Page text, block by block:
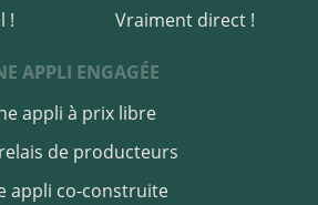
!
Vraiment direct !
APPLI ENGAGÉE
appli à prix libre
de producteurs
appli co-construite